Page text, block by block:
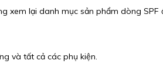
xem lại danh mục sản phẩm dòng
và tất cả các phụ kiện.